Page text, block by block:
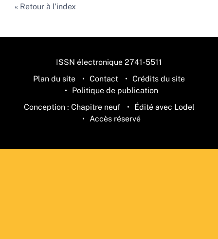
Retour à l’index
ISSN électronique 2741-5511
Plan du site
Contact
Crédits du site
Politique de publication
Conception : Chapitre neuf
Édité avec Lodel
Accès réservé